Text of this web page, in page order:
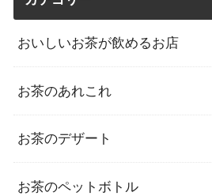
おいしいお茶が飲めるお店
お茶のあれこれ
お茶のデザート
お茶のペットボトル